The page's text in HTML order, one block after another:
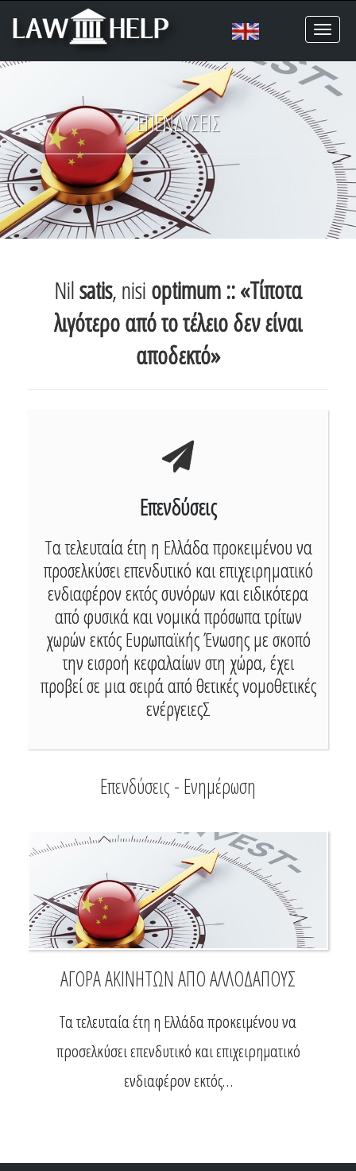
Toggle
ΕΠΕΝΔΥΣΕΙΣ
Nilsatis, nisioptimum :: «Τίποτα
λιγότερο από το τέλειο δεν είναι
αποδεκτό»
Επενδύσεις
Τα τελευταία έτη η Ελλάδα προκειμένου να
προσελκύσει επενδυτικό και επιχειρηματικό
ενδιαφέρον εκτός συνόρων και ειδικότερα
από φυσικά και νομικά πρόσωπα τρίτων
χωρών εκτός Ευρωπαϊκής Ένωσης με σκοπό
την εισροή κεφαλαίων στη χώρα, έχει
προβεί σε μια σειρά από θετικές νομοθετικές
ενέργειεςΣ
Επενδύσεις - Ενημέρωση
ΑΓΟΡΑ ΑΚΙΝΗΤΩΝ ΑΠΟ ΑΛΛΟΔΑΠΟΥΣ
Τα τελευταία έτη η Ελλάδα προκειμένου να
προσελκύσει επενδυτικό και επιχειρηματικό
ενδιαφέρον εκτός…